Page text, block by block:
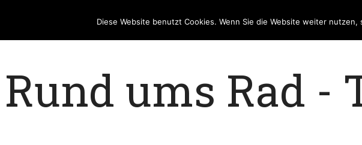
Rund ums Rad -
Diese Website benutzt Cookies. Wenn Sie die Website weiter